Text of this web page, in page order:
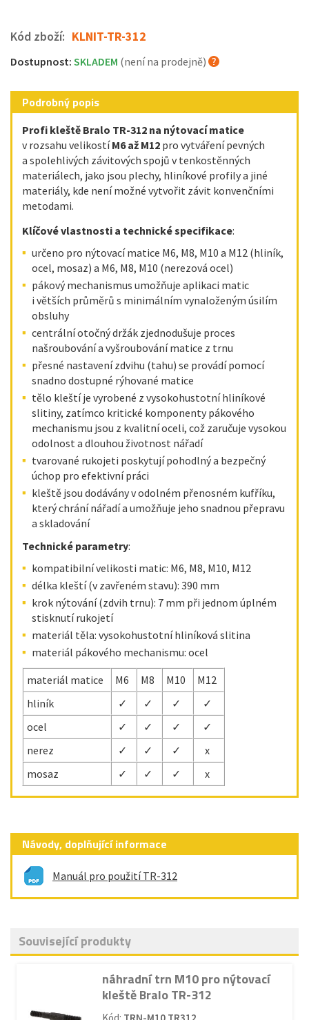
Kód zboží: KLNIT-TR-312
Dostupnost: SKLADEM (není na prodejně)
Podrobný popis
Profi kleště Bralo TR-312 na nýtovací matice
v rozsahu velikostíM6 až M12 pro vytváření pevných
a spolehlivých závitových spojů v tenkostěnných
materiálech, jako jsou plechy, hliníkové profily a jiné
materiály, kde není možné vytvořit závit konvenčními
metodami.
Klíčové vlastnosti a technické specifikace:
určeno pro nýtovací matice M6, M8, M10 a M12 (hliník,
ocel, mosaz) a M6, M8, M10 (nerezová ocel)
pákový mechanismus umožňuje aplikaci matic
i větších průměrů s minimálním vynaloženým úsilím
obsluhy
centrální otočný držák zjednodušuje proces
našroubování a vyšroubování matice z trnu
přesné nastavení zdvihu (tahu) se provádí pomocí
snadno dostupné rýhované matice
tělo kleští je vyrobené z vysokohustotní hliníkové
slitiny, zatímco kritické komponenty pákového
mechanismu jsou z kvalitní oceli, což zaručuje vysokou
odolnost a dlouhou životnost nářadí
tvarované rukojeti poskytují pohodlný a bezpečný
úchop pro efektivní práci
kleště jsou dodávány v odolném přenosném kufříku,
který chrání nářadí a umožňuje jeho snadnou přepravu
a skladování
Technické parametry:
kompatibilní velikosti matic: M6, M8, M10, M12
délka kleští (v zavřeném stavu): 390 mm
krok nýtování (zdvih trnu): 7 mm při jednom úplném
stisknutí rukojetí
materiál těla: vysokohustotní hliníková slitina
materiál pákového mechanismu: ocel
materiál matice
M6 M8 M10
M12
hliník
✓ ✓ ✓
✓
ocel
✓ ✓ ✓
✓
nerez
✓ ✓ ✓
x
mosaz
✓ ✓ ✓ x
Návody, doplňující informace
Manuál pro použití TR-312
Související produkty
náhradní trn M10 pro nýtovací
kleště Bralo TR-312